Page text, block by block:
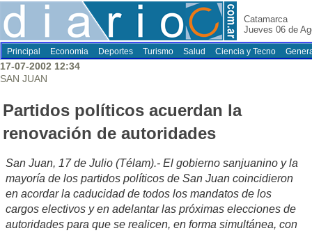
Catamarca
Jueves 06 de
Principal Economia Deportes Turismo Salud Ciencia y Tecno
17-07-2002 12:34
SAN JUAN
Partidos políticos acuerdan la
renovación de autoridades
San Juan, 17 de Julio (Télam).- El gobierno sanjuanino y la
mayoría de los partidos políticos de San Juan coincidieron
en acordar la caducidad de todos los mandatos de los
cargos electivos y en adelantar las próximas elecciones de
autoridades para que se realicen, en forma simultánea, con